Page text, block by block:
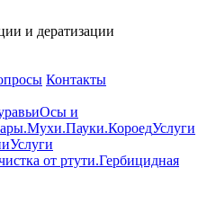
и дератизации
Контакты
Осы и
Мухи.Пауки.КороедУслуги
Услуги
от ртути.Гербицидная